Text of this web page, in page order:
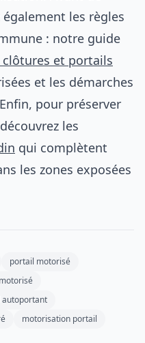
les règles
: notre guide
et portails
et les démarches
pour préserver
les
qui complètent
les zones exposées
portail motorisé
autoportant
motorisation portail